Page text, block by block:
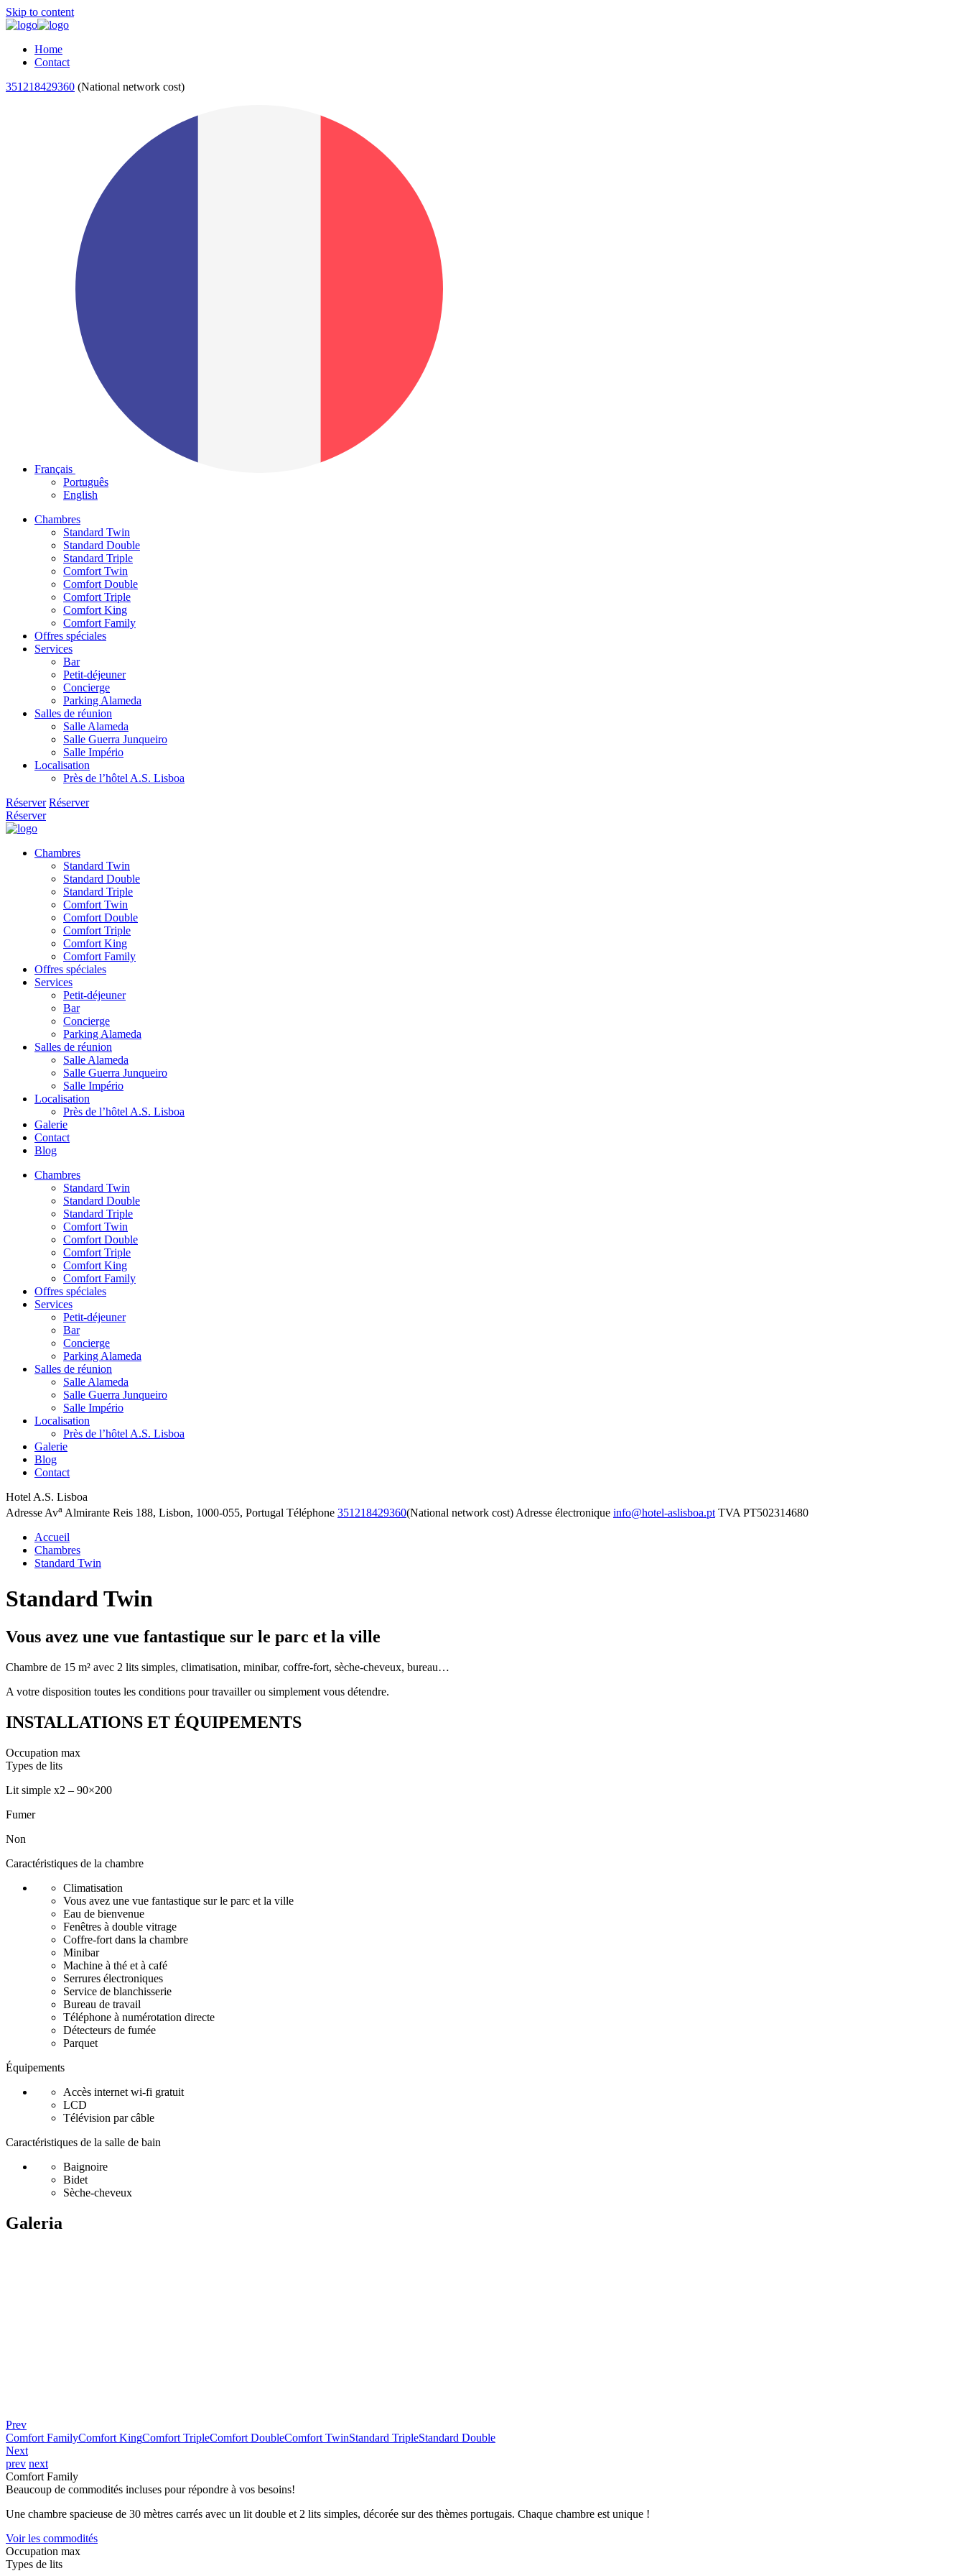
Skip to content
Home
Contact
351218429360 (National network cost)
Français
Português
English
Chambres
Standard Twin
Standard Double
Standard Triple
Comfort Twin
Comfort Double
Comfort Triple
Comfort King
Comfort Family
Offres spéciales
Services
Bar
Petit-déjeuner
Concierge
Parking Alameda
Salles de réunion
Salle Alameda
Salle Guerra Junqueiro
Salle Império
Localisation
Près de l’hôtel A.S. Lisboa
Réserver Réserver
Réserver
Chambres
Standard Twin
Standard Double
Standard Triple
Comfort Twin
Comfort Double
Comfort Triple
Comfort King
Comfort Family
Offres spéciales
Services
Petit-déjeuner
Bar
Concierge
Parking Alameda
Salles de réunion
Salle Alameda
Salle Guerra Junqueiro
Salle Império
Localisation
Près de l’hôtel A.S. Lisboa
Galerie
Contact
Blog
Chambres
Standard Twin
Standard Double
Standard Triple
Comfort Twin
Comfort Double
Comfort Triple
Comfort King
Comfort Family
Offres spéciales
Services
Petit-déjeuner
Bar
Concierge
Parking Alameda
Salles de réunion
Salle Alameda
Salle Guerra Junqueiro
Salle Império
Localisation
Près de l’hôtel A.S. Lisboa
Galerie
Blog
Contact
Hotel A.S. Lisboa
Adresse Ava Almirante Reis 188, Lisbon, 1000-055, Portugal Téléphone 351218429360(National network cost) Adresse électronique info@hotel-aslisboa.pt TVA PT502314680
Accueil
Chambres
Standard Twin
Standard Twin
Vous avez une vue fantastique sur le parc et la ville
Chambre de 15 m² avec 2 lits simples, climatisation, minibar, coffre-fort, sèche-cheveux, bureau…
A votre disposition toutes les conditions pour travailler ou simplement vous détendre.
INSTALLATIONS ET ÉQUIPEMENTS
Occupation max
Types de lits
Lit simple x2 – 90×200
Fumer
Non
Caractéristiques de la chambre
Climatisation
Vous avez une vue fantastique sur le parc et la ville
Eau de bienvenue
Fenêtres à double vitrage
Coffre-fort dans la chambre
Minibar
Machine à thé et à café
Serrures électroniques
Service de blanchisserie
Bureau de travail
Téléphone à numérotation directe
Détecteurs de fumée
Parquet
Équipements
Accès internet wi-fi gratuit
LCD
Télévision par câble
Caractéristiques de la salle de bain
Baignoire
Bidet
Sèche-cheveux
Galeria
Prev
Comfort FamilyComfort KingComfort TripleComfort DoubleComfort TwinStandard TripleStandard Double
Next
prev next
Comfort Family
Beaucoup de commodités incluses pour répondre à vos besoins!
Une chambre spacieuse de 30 mètres carrés avec un lit double et 2 lits simples, décorée sur des thèmes portugais. Chaque chambre est unique !
Voir les commodités
Occupation max
Types de lits